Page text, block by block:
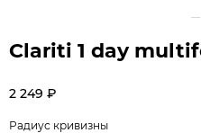
Clariti 1 day
2 249 ₽
Радиус кривизны